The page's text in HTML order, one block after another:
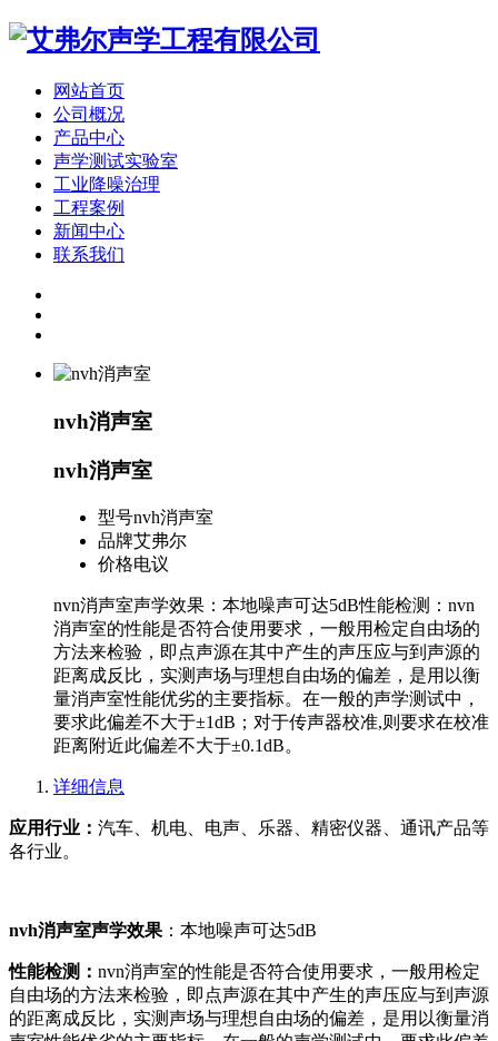
网站首页
公司概况
产品中心
声学测试实验室
工业降噪治理
工程案例
新闻中心
联系我们
nvh消声室
nvh消声室
型号nvh消声室
品牌艾弗尔
价格电议
nvn消声室声学效果：本地噪声可达5dB ​性能检测：nvn
消声室的性能是否符合使用要求，一般用检定自由场的
方法来检验，即点声源在其中产生的声压应与到声源的
距离成反比，实测声场与理想自由场的偏差，是用以衡
量消声室性能优劣的主要指标。在一般的声学测试中，
要求此偏差不大于±1dB；对于传声器校准,则要求在校准
距离附近此偏差不大于±0.1dB。
详细信息
应用行业： 汽车、机电、电声、乐器、精密仪器、通讯产品等
各行业。
nvh消声室声学效果 ：本地噪声可达5dB
性能检测： nvn消声室的性能是否符合使用要求，一般用检定
自由场的方法来检验，即点声源在其中产生的声压应与到声源
的距离成反比，实测声场与理想自由场的偏差，是用以衡量消